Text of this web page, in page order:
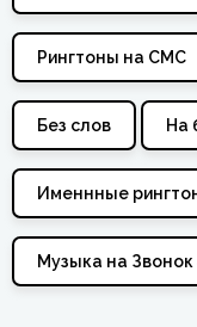
Рингтоны на СМС
Без слов На
Именнные
Музыка на Звонок